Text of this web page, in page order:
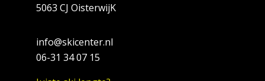
5063 CJ OisterwijK
info@skicenter.nl
06-31 34 07 15